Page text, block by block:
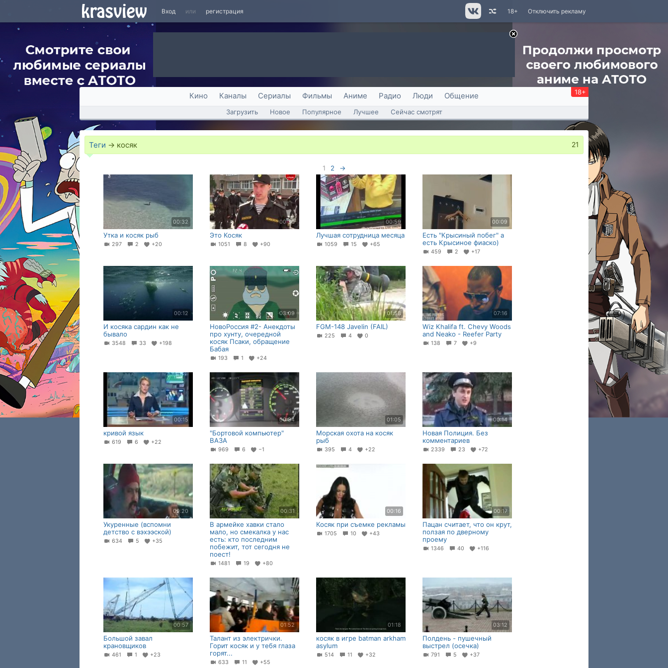
Вход или регистрация Отключить рекламу
18+
Кино Каналы Сериалы Фильмы Аниме Радио Люди Общение 18+
Загрузить Новое Популярное Лучшее Сейчас смотрят
Теги → косяк 21
1 2 →
00:32
Утка и косяк рыб
297 2 +20
00:30
Это Косяк
1051 8 +90
00:59
Лучшая сотрудница месяца
1059 15 +65
00:09
Есть "Крысиный побег" а
есть Крысиное фиаско)
459 2 +17
00:12
И косяка сардин как не
бывало
3548 33 +198
03:09
НовоРоссия #2- Анекдоты
про хунту, очередной
косяк Псаки, обращение
Бабая
193 1 +24
01:58
FGM-148 Javelin (FAIL)
225 4 0
07:16
Wiz Khalifa ft. Chevy Woods
and Neako - Reefer Party
138 7 +9
00:15
кривой язык
619 6 +22
00:34
"Бортовой компьютер"
ВАЗА
969 6 −1
01:05
Морская охота на косяк
рыб
395 4 +22
00:14
Новая Полиция. Без
комментариев
2339 23 +72
09:20
Укуренные (вспомни
детство с вэхээской)
634 5 +35
00:31
В армейке хавки стало
мало, но смекалка у нас
есть: кто последним
побежит, тот сегодня не
поест!
1481 19 +80
00:16
Косяк при съемке рекламы
1705 10 +43
00:17
Пацан считает, что он крут,
ползая по дверному
проему
1346 40 +116
00:57
Большой завал
крановщиков
461 1 +23
01:52
Талант из электрички.
Горит косяк и у тебя глаза
горят...
633 11 +55
01:18
косяк в игре batman arkham
asylum
514 11 +32
03:12
Полдень - пушечный
выстрел (осечка)
791 5 +37